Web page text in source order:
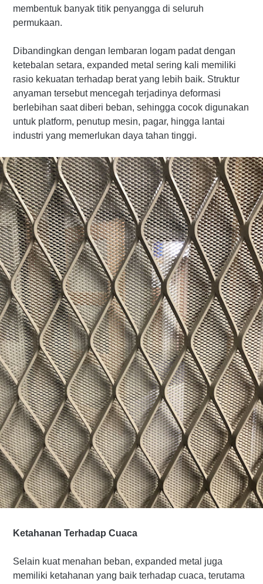
membentuk banyak titik penyangga di seluruh
permukaan.
Dibandingkan dengan lembaran logam padat dengan
ketebalan setara, expanded metal sering kali memiliki
rasio kekuatan terhadap berat yang lebih baik. Struktur
anyaman tersebut mencegah terjadinya deformasi
berlebihan saat diberi beban, sehingga cocok digunakan
untuk platform, penutup mesin, pagar, hingga lantai
industri yang memerlukan daya tahan tinggi.
Ketahanan Terhadap Cuaca
Selain kuat menahan beban, expanded metal juga
memiliki ketahanan yang baik terhadap cuaca, terutama